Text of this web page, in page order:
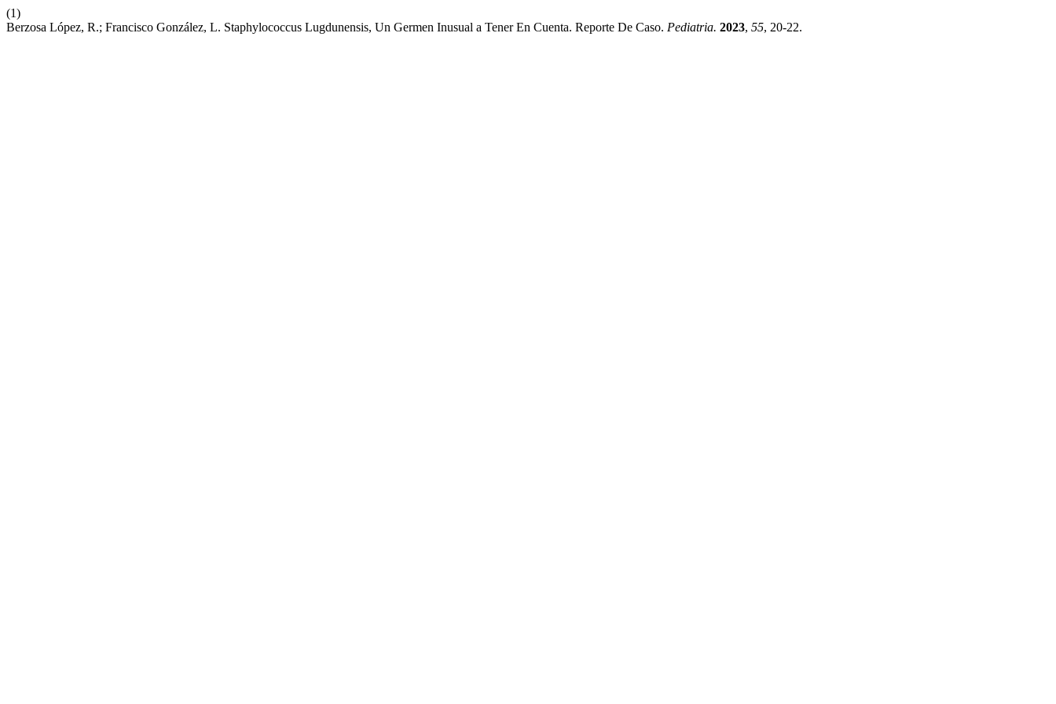
(1)
Berzosa López, R.; Francisco González, L. Staphylococcus Lugdunensis, Un Germen Inusual a Tener En Cuenta. Reporte De Caso. Pediatria. 2023, 55, 20-22.